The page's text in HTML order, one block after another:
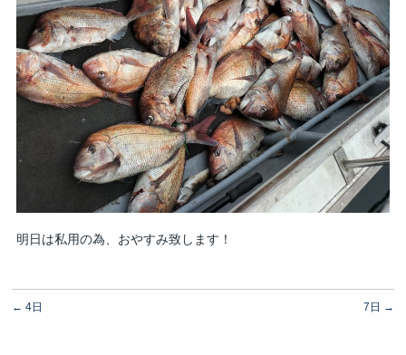
明日は私用の為、おやすみ致します！
← 4日 7日 →